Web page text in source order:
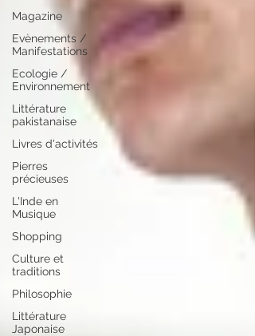
Magazine
Evènements /
Manifestations
Ecologie /
Environnement
Littérature
pakistanaise
Livres d'activités
Pierres
précieuses
L'Inde en
Musique
Shopping
Culture et
traditions
Philosophie
Littérature
Japonaise